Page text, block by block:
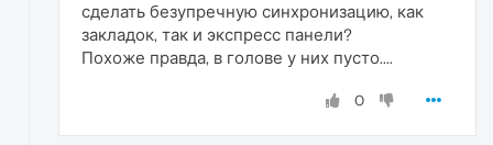
сделать безупречную синхронизацию, как
закладок, так и экспресс панели?
Похоже правда, в голове у них пусто....
0